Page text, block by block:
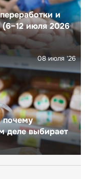
и
июля 2026
почему
деле выбирает
08 июля '26